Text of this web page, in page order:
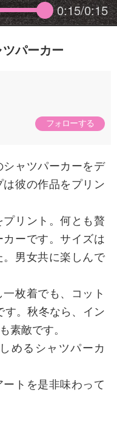
0:15/0:15
パーカー
フォローする
ャツパーカーをデ
彼の作品をプリン
リント。何とも贅
ーです。サイズは
男女共に楽しんで
枚着でも、コット
す。秋冬なら、イン
素敵です。
めるシャツパーカ
トを是非味わって